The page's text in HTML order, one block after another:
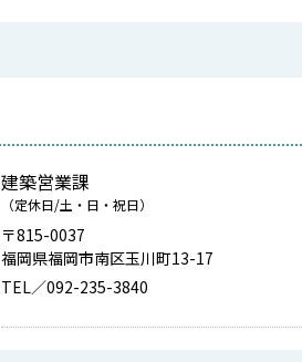
建築営業課
（定休日/土・日・祝日）
〒815-0037
福岡県福岡市南区玉川町13-17
TEL／092-235-3840